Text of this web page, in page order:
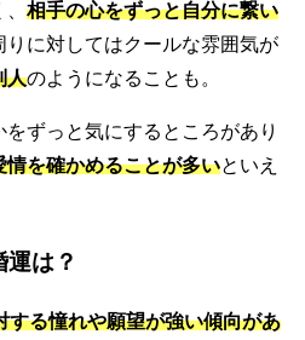
相手の心をずっと自分に繋い
りに対してはクールな雰囲気が
人のようになることも。
ずっと気にするところがあり
情を確かめることが多いといえ
は？
する憧れや願望が強い傾向があ